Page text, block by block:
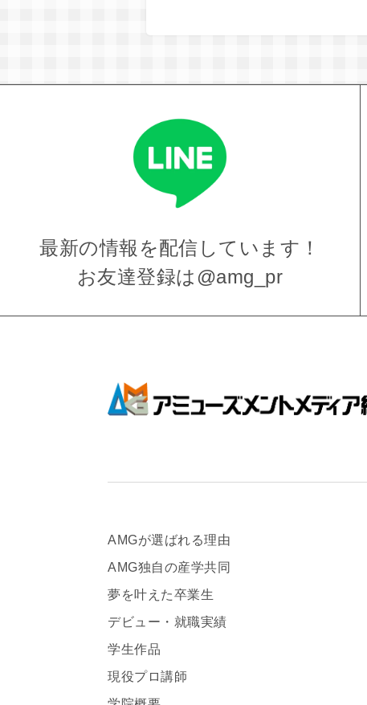
最新の情報を配信しています！
お友達登録は @amg_pr
AMGが選ばれる理由
AMG独自の産学共同
夢を叶えた卒業生
デビュー・就職実績
学生作品
現役プロ講師